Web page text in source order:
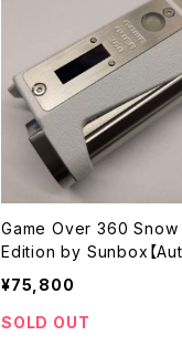
Game Over 360 Snow
Edition by Sunbox【
c】【送料無料】【DNA60 Evolv Es
cribe CHIP SET】【1 x
【Squonk Rapido System
¥75,800
SOLD OUT